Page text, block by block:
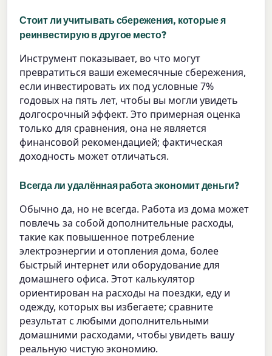
Стоит ли учитывать сбережения, которые я
реинвестирую в другое место?
Инструмент показывает, во что могут
превратиться ваши ежемесячные сбережения,
если инвестировать их под условные 7%
годовых на пять лет, чтобы вы могли увидеть
долгосрочный эффект. Это примерная оценка
только для сравнения, она не является
финансовой рекомендацией; фактическая
доходность может отличаться.
Всегда ли удалённая работа экономит деньги?
Обычно да, но не всегда. Работа из дома может
повлечь за собой дополнительные расходы,
такие как повышенное потребление
электроэнергии и отопления дома, более
быстрый интернет или оборудование для
домашнего офиса. Этот калькулятор
ориентирован на расходы на поездки, еду и
одежду, которых вы избегаете; сравните
результат с любыми дополнительными
домашними расходами, чтобы увидеть вашу
реальную чистую экономию.